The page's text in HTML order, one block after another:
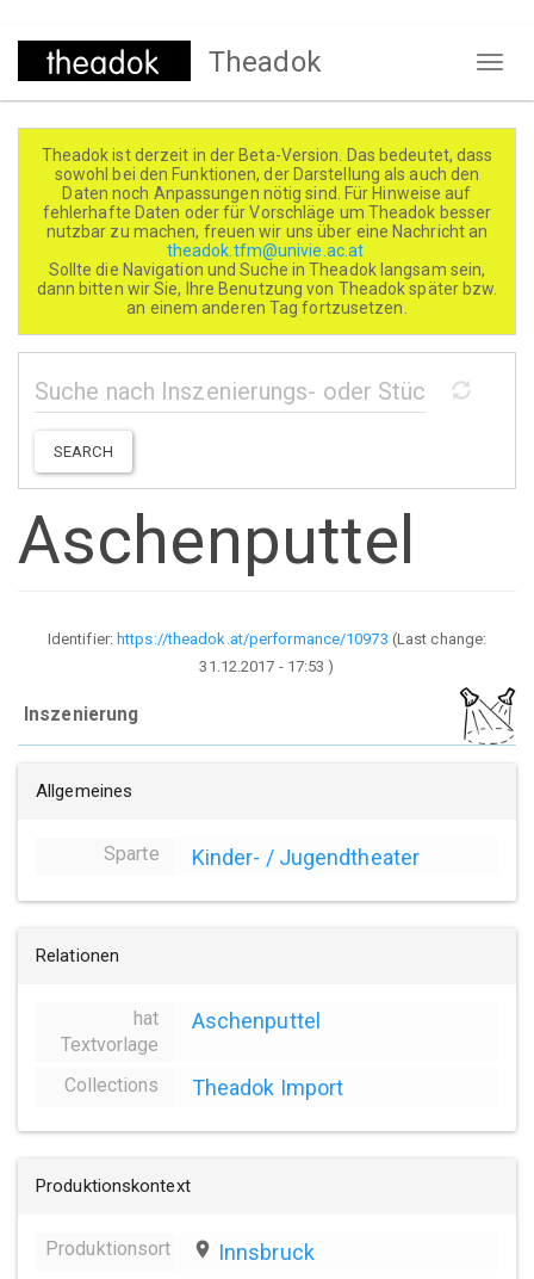
Direkt
Theadok
Theadok ist derzeit in der Beta-Version. Das bedeutet, dass
sowohl bei den Funktionen, der Darstellung als auch den
Daten noch Anpassungen nötig sind. Für Hinweise auf
fehlerhafte Daten oder für Vorschläge um Theadok besser
nutzbar zu machen, freuen wir uns über eine Nachricht an
theadok.tfm@univie.ac.at
Sollte die Navigation und Suche in Theadok langsam sein,
dann bitten wir Sie, Ihre Benutzung von Theadok später bzw.
an einem anderen Tag fortzusetzen.
SEARCH
Aschenputtel
Identifier:https://theadok.at/performance/10973 (Last change:
31.12.2017 - 17:53 )
Inszenierung
Allgemeines
Sparte Kinder- / Jugendtheater
Relationen
hat
Textvorlage
Aschenputtel
Collections Theadok Import
Produktionskontext
Produktionsort place Innsbruck